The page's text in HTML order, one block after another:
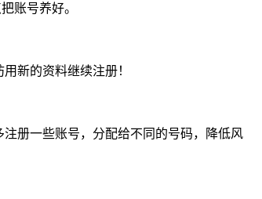
账号养好。
新的资料继续注册！
册一些账号，分配给不同的号码，降低风